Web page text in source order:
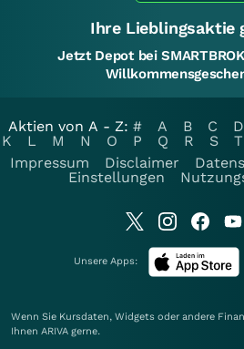
Ihre Lieblingsaktie
Jetzt Depot bei
Aktien von A - Z: # A B C D
K
L M N O P Q R S T
Impressum
Disclaimer
Einstellungen
Unsere Apps:
Wenn Sie Kursdaten, Widgets oder andere
Ihnen ARIVA gerne.